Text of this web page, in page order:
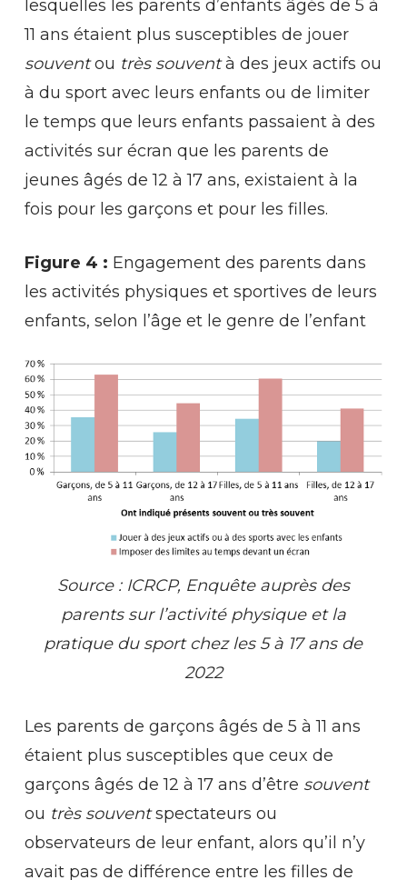
lesquelles les parents d’enfants âgés de 5 à
11 ans étaient plus susceptibles de jouer
souventou très souventà des jeux actifs ou
à du sport avec leurs enfants ou de limiter
le temps que leurs enfants passaient à des
activités sur écran que les parents de
jeunes âgés de 12 à 17 ans, existaient à la
fois pour les garçons et pour les filles.
Figure 4 : Engagement des parents dans
les activités physiques et sportives de leurs
enfants, selon l’âge et le genre de l’enfant
Source : ICRCP, Enquête auprès des
parents sur l’activité physique et la
pratique du sport chez les 5 à 17 ans de
2022
Les parents de garçons âgés de 5 à 11 ans
étaient plus susceptibles que ceux de
garçons âgés de 12 à 17 ans d’être souvent
ou très souventspectateurs ou
observateurs de leur enfant, alors qu’il n’y
avait pas de différence entre les filles de